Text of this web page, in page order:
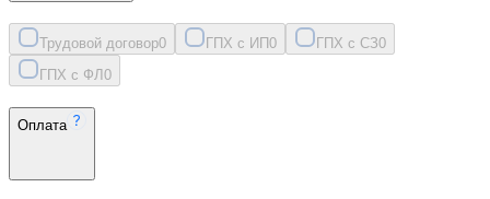
Трудовой договор0 ГПХ с ИП0 ГПХ с СЗ0
ГПХ с ФЛ 0
Оплата